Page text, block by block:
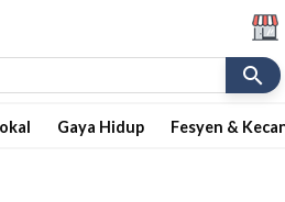
search
Gaya Hidup Fesyen &